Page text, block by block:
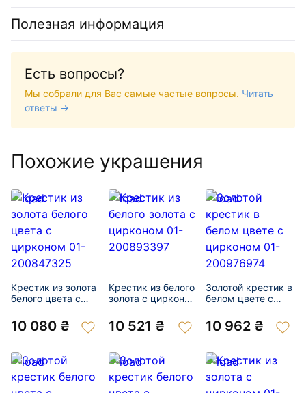
Полезная информация
Есть вопросы?
Мы собрали для Вас самые частые вопросы. Читать
ответы →
Похожие украшения
Крестик из золота
белого цвета с
200847325
10 080 ₴
Крестик из белого
золота с цирконом
10 521 ₴
Золотой крестик в
белом цвете с
200976974
10 962 ₴